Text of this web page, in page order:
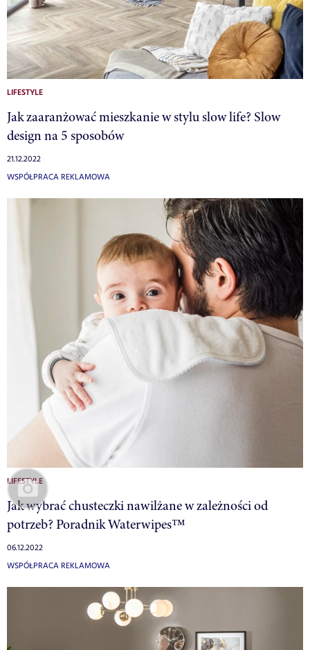
LIFESTYLE
Jak zaaranżować mieszkanie w stylu slow life? Slow
design na 5 sposobów
21.12.2022
WSPÓŁPRACA REKLAMOWA
LIFESTYLE
Jak wybrać chusteczki nawilżane w zależności od
potrzeb? Poradnik Waterwipes™
06.12.2022
WSPÓŁPRACA REKLAMOWA